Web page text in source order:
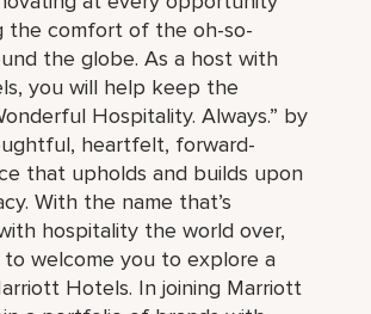
the comfort of the oh-so-
the globe. As a host with
you will help keep the
Hospitality. Always.” by
heartfelt, forward-
that upholds and builds upon
With the name that’s
hospitality the world over,
welcome you to explore a
Hotels. In joining Marriott